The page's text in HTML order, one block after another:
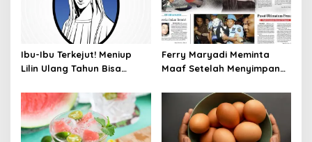
Ibu-Ibu Terkejut! Meniup
Lilin Ulang Tahun Bisa
Ferry Maryadi Meminta
Maaf Setelah Menyimpan